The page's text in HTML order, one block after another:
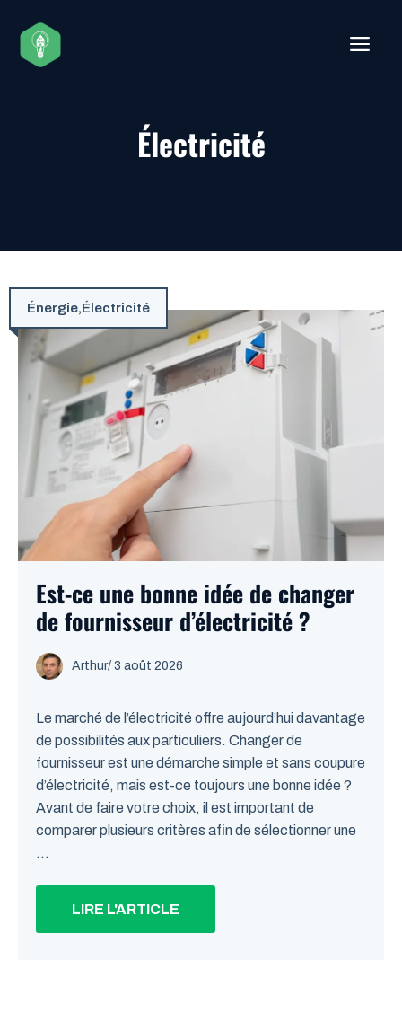
contenu
Électricité
Énergie,Électricité
Est-ce une bonne idée de changer
de fournisseur d’électricité ?
Arthur/ 3 août 2026
Le marché de l’électricité offre aujourd’hui davantage
de possibilités aux particuliers. Changer de
fournisseur est une démarche simple et sans coupure
d’électricité, mais est-ce toujours une bonne idée ?
Avant de faire votre choix, il est important de
comparer plusieurs critères afin de sélectionner une
...
LIRE L'ARTICLE